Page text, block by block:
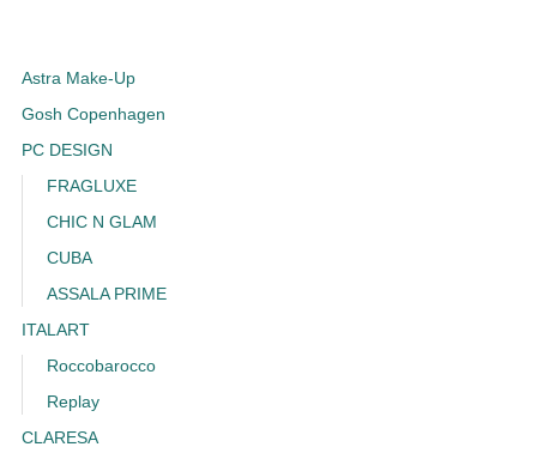
Astra Make-Up
Gosh Copenhagen
PC DESIGN
FRAGLUXE
CHIC N GLAM
CUBA
ASSALA PRIME
ITALART
Roccobarocco
Replay
CLARESA